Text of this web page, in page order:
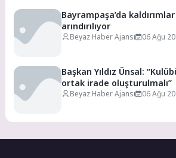
Bayrampaşa’da
arındırılıyor
Beyaz Haber Ajansı 06 Ağu
Başkan Yıldız Ünsal:
ortak irade oluşturulmalı”
Beyaz Haber Ajansı 06 Ağu